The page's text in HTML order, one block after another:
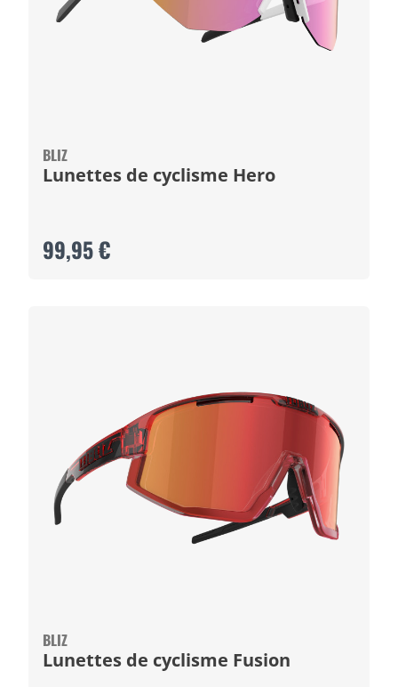
BLIZ
Lunettes de cyclisme Hero
99,95 €
BLIZ
Lunettes de cyclisme Fusion